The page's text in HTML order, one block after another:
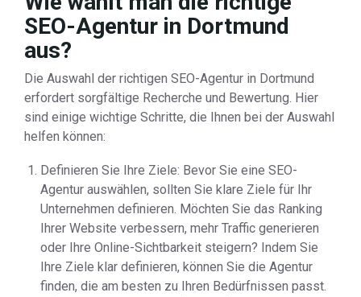
SEO-Agentur in Dortmund
aus?
Die Auswahl der richtigen SEO-Agentur in Dortmund
erfordert sorgfältige Recherche und Bewertung. Hier
sind einige wichtige Schritte, die Ihnen bei der Auswahl
helfen können:
Definieren Sie Ihre Ziele: Bevor Sie eine SEO-
Agentur auswählen, sollten Sie klare Ziele für Ihr
Unternehmen definieren. Möchten Sie das Ranking
Ihrer Website verbessern, mehr Traffic generieren
oder Ihre Online-Sichtbarkeit steigern? Indem Sie
Ihre Ziele klar definieren, können Sie die Agentur
finden, die am besten zu Ihren Bedürfnissen passt.